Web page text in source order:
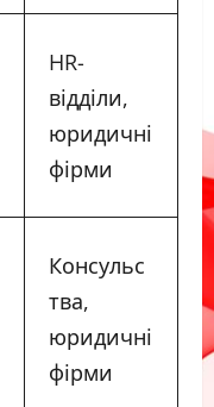
HR-
відділи,
юридичні
фірми
Консульс
тва,
юридичні
фірми